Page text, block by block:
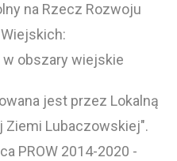
na Rzecz Rozwoju
obszary wiejskie
jest przez Lokalną
Ziemi Lubaczowskiej".
PROW 2014-2020 -